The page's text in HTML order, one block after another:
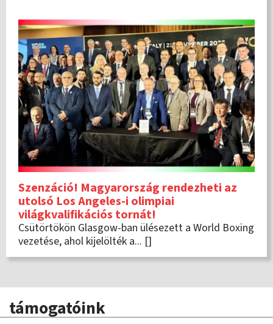
Szenzáció! Magyarország rendezheti az
utolsó Los Angeles-i olimpiai
világkvalifikációs tornát!
Csütörtökön Glasgow-ban ülésezett a World Boxing
vezetése, ahol kijelölték a... []
támogatóink